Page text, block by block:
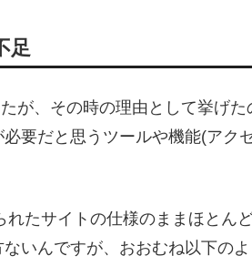
足
が、その時の理由として挙げ
要だと思うツールや機能(アク
たサイトの仕様のままほとん
いんですが、おおむね以下の